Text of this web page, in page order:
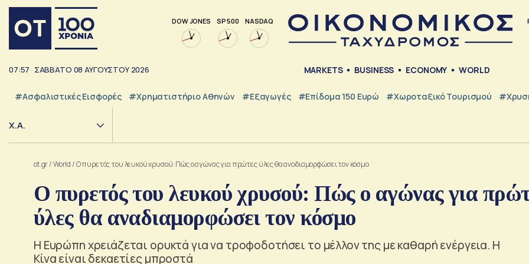
DOW JONES SP 500 NASDAQ
07:57 ΣΑΒΒΑΤΟ 08 ΑΥΓΟΥΣΤΟΥ 2026 MARKETS BUSINESS ECONOMY WORLD
#Ασφαλιστικές Εισφορές #Χρηματιστήριο Αθηνών #εξαγωγές #Επίδομα 150 Ευρώ #Χωροταξικό Τουρισμού
Χ.Α.
ot.gr/World /O πυρετός του λευκού χρυσού: Πώς ο αγώνας για πρώτες ύλες θα αναδιαμορφώσει τον κόσμο
O πυρετός του λευκού χρυσού: Πώς ο αγώνας για
ύλες θα αναδιαμορφώσει τον κόσμο
Η Ευρώπη χρειάζεται ορυκτά για να τροφοδοτήσει το μέλλον της με καθαρή ενέργεια. Η
Κίνα είναι δεκαετίες μπροστά